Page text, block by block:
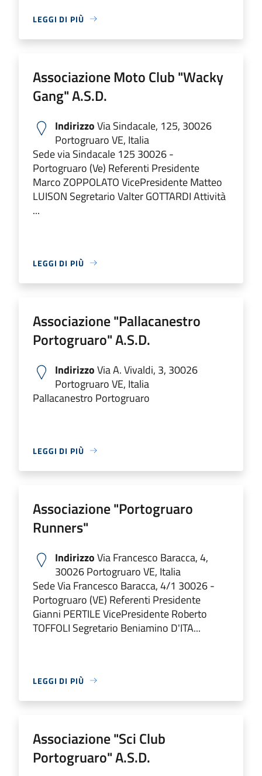
LEGGI DI PIÙ
Associazione Moto Club "Wacky
Gang" A.S.D.
IndirizzoVia Sindacale, 125, 30026
Portogruaro VE, Italia
Sede via Sindacale 125 30026 -
Portogruaro (Ve) Referenti Presidente
Marco ZOPPOLATO VicePresidente Matteo
LUISON Segretario Valter GOTTARDI Attività
...
LEGGI DI PIÙ
Associazione "Pallacanestro
Portogruaro" A.S.D.
IndirizzoVia A. Vivaldi, 3, 30026
Portogruaro VE, Italia
Pallacanestro Portogruaro
LEGGI DI PIÙ
Associazione "Portogruaro
Runners"
IndirizzoVia Francesco Baracca, 4,
30026 Portogruaro VE, Italia
Sede Via Francesco Baracca, 4/1 30026 -
Portogruaro (VE) Referenti Presidente
Gianni PERTILE VicePresidente Roberto
TOFFOLI Segretario Beniamino D'ITA...
LEGGI DI PIÙ
Associazione "Sci Club
Portogruaro" A.S.D.